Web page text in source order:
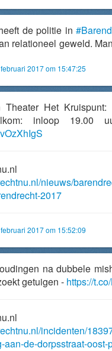
de politie in
relationeel geweld.
2017 om 15:47:25
Theater Het Kruispunt:
inloop 19.00
nieuws/
2017
2017 om 15:52:09
na dubbele
getuigen - https://
incidenten/
aan-de-dorpsstraat-